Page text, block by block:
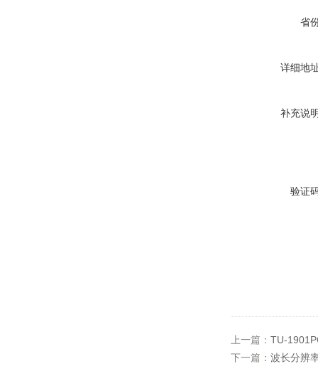
省
详细地
补充说
验证
上一篇： TU-
下一篇： 波长分辨